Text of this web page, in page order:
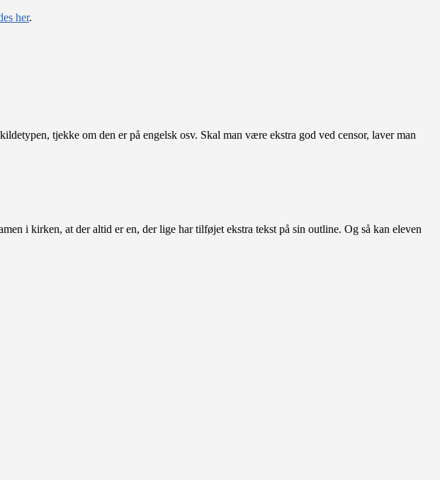
her.
tjekke om den er på engelsk osv. Skal man være ekstra god ved censor, laver man
i kirken, at der altid er en, der lige har tilføjet ekstra tekst på sin outline. Og så kan eleven